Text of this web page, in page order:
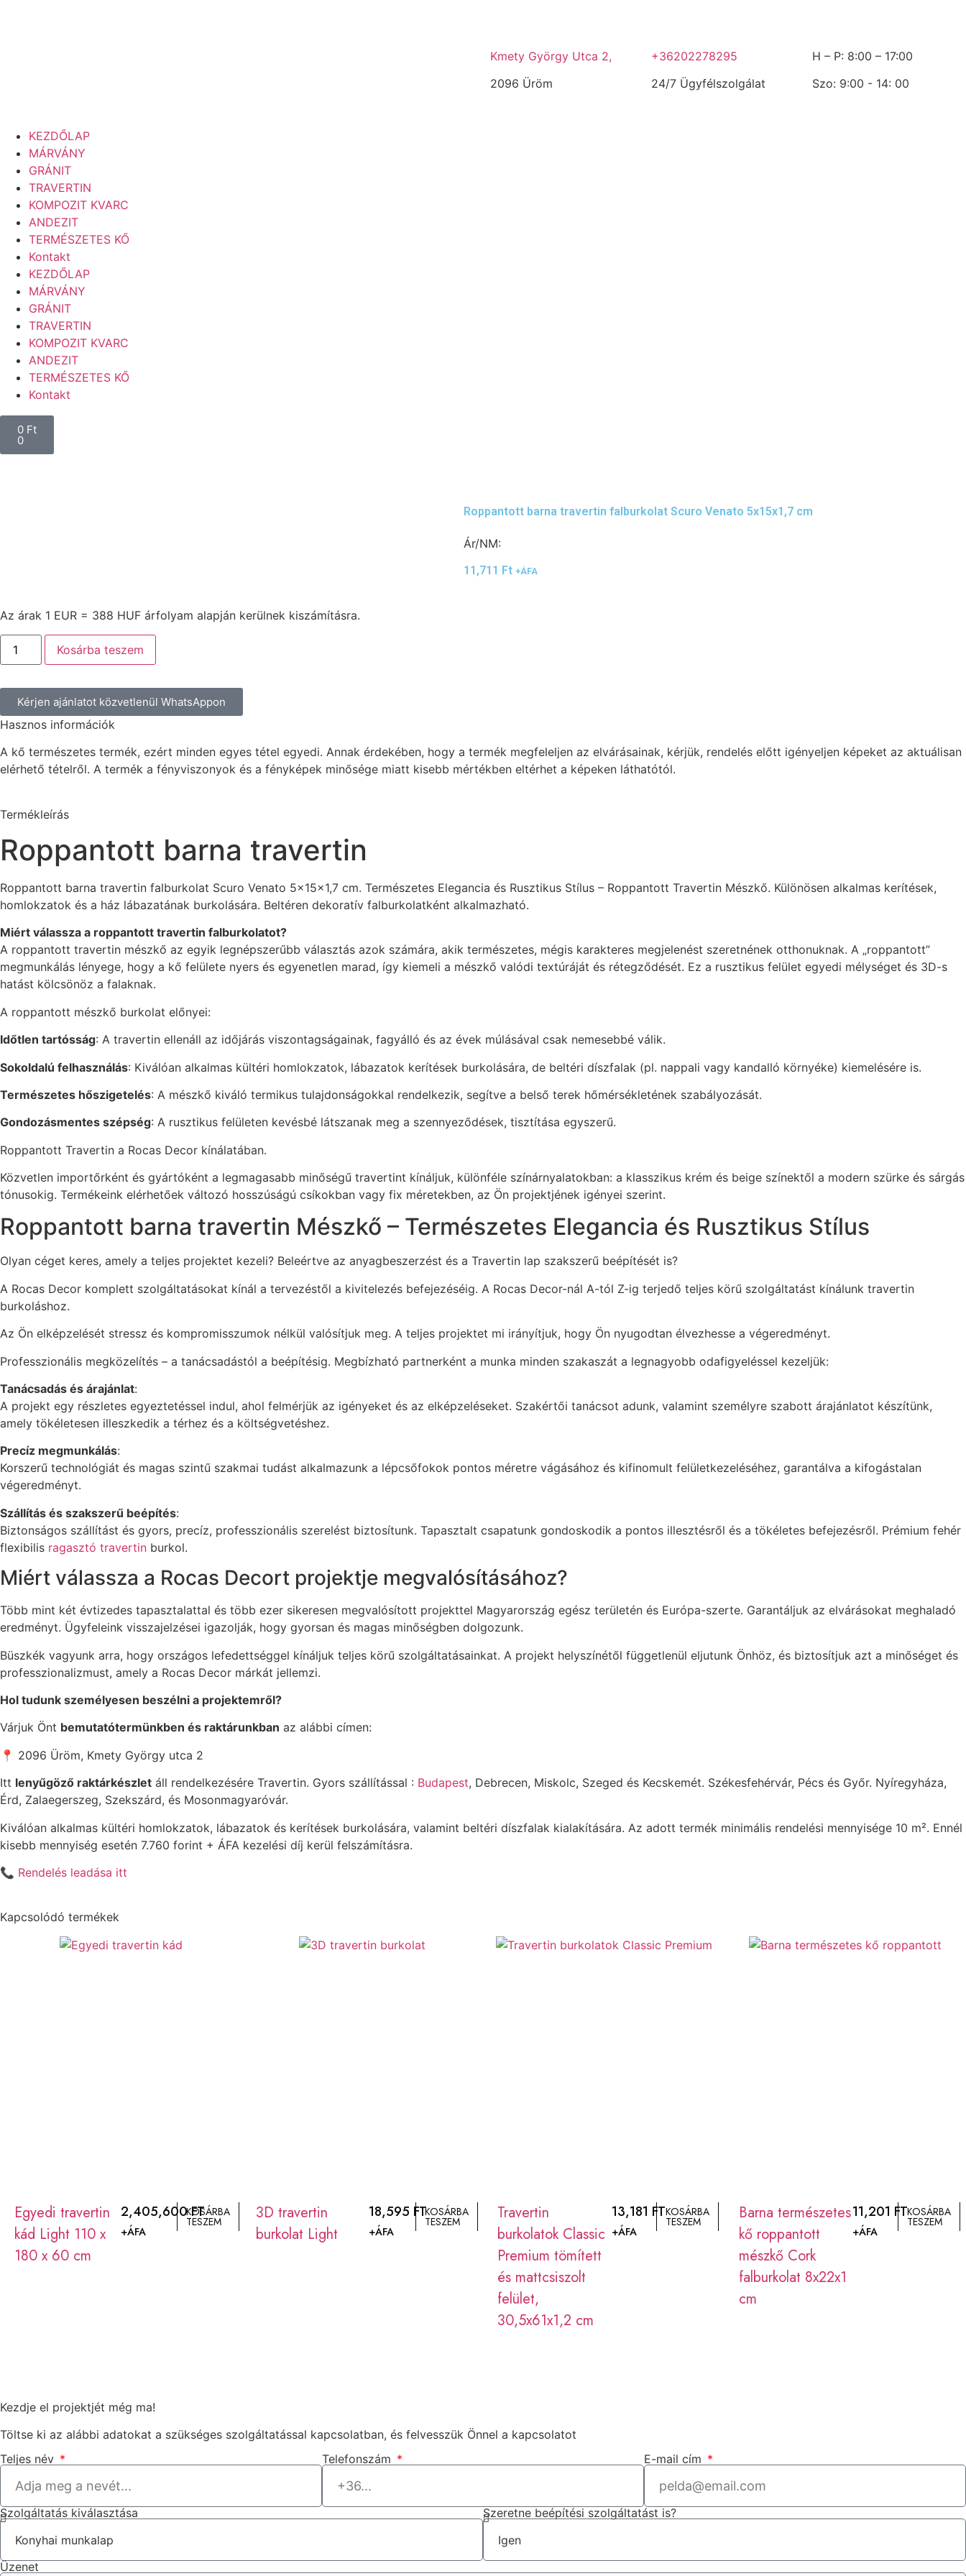
Kmety György Utca 2,
2096 Üröm
+36202278295
24/7 Ügyfélszolgálat
H – P: 8:00 – 17:00
Szo: 9:00 - 14: 00
KEZDŐLAP
MÁRVÁNY
GRÁNIT
TRAVERTIN
KOMPOZIT KVARC
ANDEZIT
TERMÉSZETES KŐ
Kontakt
KEZDŐLAP
MÁRVÁNY
GRÁNIT
TRAVERTIN
KOMPOZIT KVARC
ANDEZIT
TERMÉSZETES KŐ
Kontakt
0 Ft
0
Roppantott barna travertin falburkolat Scuro Venato 5x15x1,7 cm
Ár/NM:
11,711 Ft +ÁFA
Az árak 1 EUR = 388 HUF árfolyam alapján kerülnek kiszámításra.
Kosárba teszem
Kérjen ajánlatot közvetlenül WhatsAppon
Hasznos információk
A kő természetes termék, ezért minden egyes tétel egyedi. Annak érdekében, hogy a termék megfeleljen az elvárásainak, kérjük, rendelés előtt igényeljen képeket az aktuálisan
elérhető tételről. A termék a fényviszonyok és a fényképek minősége miatt kisebb mértékben eltérhet a képeken láthatótól.
Termékleírás
Roppantott barna travertin
Roppantott barna travertin falburkolat Scuro Venato 5x15x1,7 cm. Természetes Elegancia és Rusztikus Stílus – Roppantott Travertin Mészkő. Különösen alkalmas kerítések,
homlokzatok és a ház lábazatának burkolására. Beltéren dekoratív falburkolatként alkalmazható.
Miért válassza a roppantott travertin falburkolatot?
A roppantott travertin mészkő az egyik legnépszerűbb választás azok számára, akik természetes, mégis karakteres megjelenést szeretnének otthonuknak. A „roppantott”
megmunkálás lényege, hogy a kő felülete nyers és egyenetlen marad, így kiemeli a mészkő valódi textúráját és rétegződését. Ez a rusztikus felület egyedi mélységet és 3D-s
hatást kölcsönöz a falaknak.
A roppantott mészkő burkolat előnyei:
Időtlen tartósság: A travertin ellenáll az időjárás viszontagságainak, fagyálló és az évek múlásával csak nemesebbé válik.
Sokoldalú felhasználás: Kiválóan alkalmas kültéri homlokzatok, lábazatok kerítések burkolására, de beltéri díszfalak (pl. nappali vagy kandalló környéke) kiemelésére is.
Természetes hőszigetelés: A mészkő kiváló termikus tulajdonságokkal rendelkezik, segítve a belső terek hőmérsékletének szabályozását.
Gondozásmentes szépség: A rusztikus felületen kevésbé látszanak meg a szennyeződések, tisztítása egyszerű.
Roppantott Travertin a Rocas Decor kínálatában.
Közvetlen importőrként és gyártóként a legmagasabb minőségű travertint kínáljuk, különféle színárnyalatokban: a klasszikus krém és beige színektől a modern szürke és sárgás
tónusokig. Termékeink elérhetőek változó hosszúságú csíkokban vagy fix méretekben, az Ön projektjének igényei szerint.
Roppantott barna travertin Mészkő – Természetes Elegancia és Rusztikus Stílus
Olyan céget keres, amely a teljes projektet kezeli? Beleértve az anyagbeszerzést és a Travertin lap szakszerű beépítését is?
A Rocas Decor komplett szolgáltatásokat kínál a tervezéstől a kivitelezés befejezéséig. A Rocas Decor-nál A-tól Z-ig terjedő teljes körű szolgáltatást kínálunk travertin
burkoláshoz.
Az Ön elképzelését stressz és kompromisszumok nélkül valósítjuk meg. A teljes projektet mi irányítjuk, hogy Ön nyugodtan élvezhesse a végeredményt.
Professzionális megközelítés – a tanácsadástól a beépítésig. Megbízható partnerként a munka minden szakaszát a legnagyobb odafigyeléssel kezeljük:
Tanácsadás és árajánlat:
A projekt egy részletes egyeztetéssel indul, ahol felmérjük az igényeket és az elképzeléseket. Szakértői tanácsot adunk, valamint személyre szabott árajánlatot készítünk,
amely tökéletesen illeszkedik a térhez és a költségvetéshez.
Precíz megmunkálás:
Korszerű technológiát és magas szintű szakmai tudást alkalmazunk a lépcsőfokok pontos méretre vágásához és kifinomult felületkezeléséhez, garantálva a kifogástalan
végeredményt.
Szállítás és szakszerű beépítés:
Biztonságos szállítást és gyors, precíz, professzionális szerelést biztosítunk. Tapasztalt csapatunk gondoskodik a pontos illesztésről és a tökéletes befejezésről. Prémium fehér
flexibilis ragasztó travertin burkol.
Miért válassza a Rocas Decort projektje megvalósításához?
Több mint két évtizedes tapasztalattal és több ezer sikeresen megvalósított projekttel Magyarország egész területén és Európa-szerte. Garantáljuk az elvárásokat meghaladó
eredményt. Ügyfeleink visszajelzései igazolják, hogy gyorsan és magas minőségben dolgozunk.
Büszkék vagyunk arra, hogy országos lefedettséggel kínáljuk teljes körű szolgáltatásainkat. A projekt helyszínétől függetlenül eljutunk Önhöz, és biztosítjuk azt a minőséget és
professzionalizmust, amely a Rocas Decor márkát jellemzi.
Hol tudunk személyesen beszélni a projektemről?
Várjuk Önt bemutatótermünkben és raktárunkban az alábbi címen:
📍 2096 Üröm, Kmety György utca 2
Itt lenyűgöző raktárkészlet áll rendelkezésére Travertin. Gyors szállítással : Budapest, Debrecen, Miskolc, Szeged és Kecskemét. Székesfehérvár, Pécs és Győr. Nyíregyháza,
Érd, Zalaegerszeg, Szekszárd, és Mosonmagyaróvár.
Kiválóan alkalmas kültéri homlokzatok, lábazatok és kerítések burkolására, valamint beltéri díszfalak kialakítására. Az adott termék minimális rendelési mennyisége 10 m². Ennél
kisebb mennyiség esetén 7.760 forint + ÁFA kezelési díj kerül felszámításra.
📞 Rendelés leadása itt
Kapcsolódó termékek
Egyedi travertin
kád Light 110 x
180 x 60 cm
2,405,600FT
+ÁFA
KOSÁRBA
TESZEM
3D travertin
burkolat Light
18,595 FT
+ÁFA
KOSÁRBA
TESZEM
Travertin
burkolatok Classic
Premium tömített
és mattcsiszolt
felület,
30,5x61x1,2 cm
13,181 FT
+ÁFA
KOSÁRBA
TESZEM
Barna természetes
kő roppantott
mészkő Cork
falburkolat 8x22x1
cm
11,201 FT
+ÁFA
KOSÁRBA
TESZEM
Kezdje el projektjét még ma!
Töltse ki az alábbi adatokat a szükséges szolgáltatással kapcsolatban, és felvesszük Önnel a kapcsolatot
Teljes név
Telefonszám E-mail cím
Szolgáltatás kiválasztása Szeretne beépítési szolgáltatást is?
Üzenet